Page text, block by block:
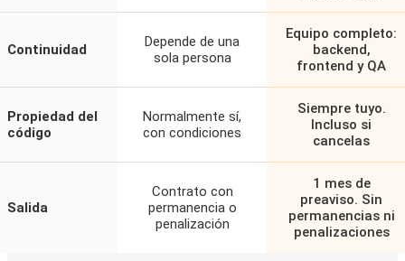
Continuidad
Depende de una
sola persona
Equipo completo:
backend,
frontend y QA
Propiedad del
código
Normalmente sí,
con condiciones
Siempre tuyo.
Incluso si
cancelas
Salida
Contrato con
permanencia o
penalización
1 mes de
preaviso. Sin
permanencias ni
penalizaciones